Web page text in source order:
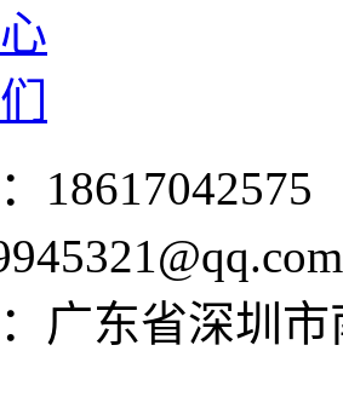
18617042575
广东省深圳